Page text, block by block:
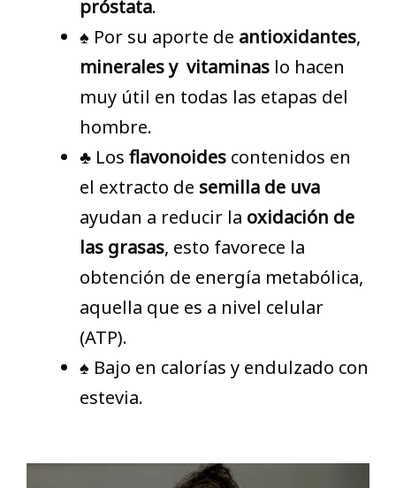
próstata.
♠ Por su aporte de antioxidantes,
minerales y vitaminas lo hacen
muy útil en todas las etapas del
hombre.
♣ Los flavonoides contenidos en
el extracto de semilla de uva
ayudan a reducir la oxidación de
las grasas, esto favorece la
obtención de energía metabólica,
aquella que es a nivel celular
(ATP).
♠ Bajo en calorías y endulzado con
estevia.